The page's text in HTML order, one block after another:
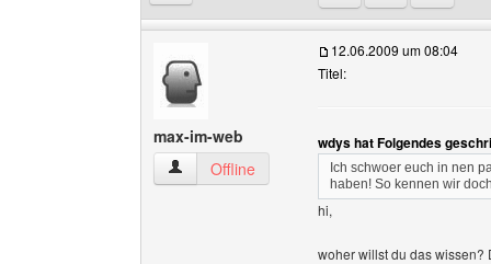
max-im-web
max-im-web Benutzer-Profile anzeigen
Offline
12.06.2009 um 08:04
Titel:
wdys hat Folgendes
Ich schwoer euch in nen
haben! So kennen wir
hi,
woher willst du das wissen?